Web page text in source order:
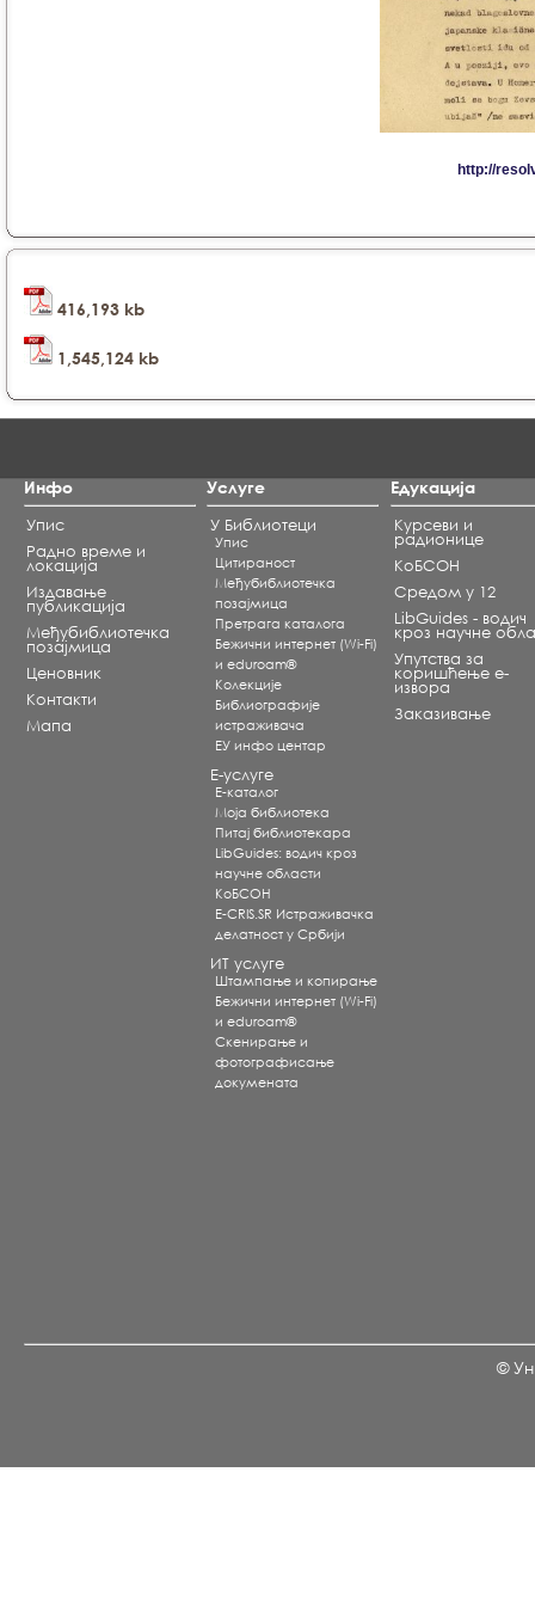
416,193 kb
1,545,124 kb
Инфо
Упис
Радно време и
локација
Издавање
публикација
Међубиблиотечка
позајмица
Ценовник
Контакти
Мапа
Услуге
У Библиотеци
Упис
Цитираност
Међубиблиотечка
позајмица
Претрага каталога
Бежични интернет (Wi-Fi)
и eduroam®
Koлекције
Библиографије
истраживача
ЕУ инфо центар
Е-услуге
Е-каталог
Моја библиотека
Питај библиотекара
LibGuides: водич кроз
научне области
КоБСОН
E-CRIS.SR Истраживачка
делатност у Србији
ИТ услуге
Штампање и копирање
Бежични интернет (Wi-Fi)
и eduroam®
Скенирање и
фотографисање
докумената
Едукација
Курсеви и
радионице
КоБСОН
Средом у 12
LibGuides - водич
кроз научне
Упутства за
коришћење е-
извора
Заказивање
©